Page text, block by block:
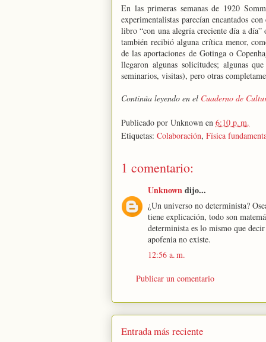
En las primeras semanas de 1920
experimentalistas parecían encantados
libro “con una alegría creciente día a día”
también recibió alguna crítica menor,
de las aportaciones de Gotinga o
llegaron algunas solicitudes; algunas
seminarios, visitas), pero otras
Continúa leyendo en el Cuaderno de
Publicado por Unknown en 6:10 p. m.
Etiquetas: Colaboración, Física
1 comentario:
Unknowndijo...
¿Un universo no determinista?
tiene explicación, todo son
determinista es lo mismo que
apofenia no existe.
12:56 a. m.
Publicar un comentario
Entrada más reciente